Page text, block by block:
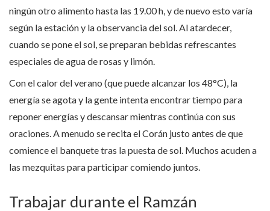
ningún otro alimento hasta las 19.00 h, y de nuevo esto varía
según la estación y la observancia del sol. Al atardecer,
cuando se pone el sol, se preparan bebidas refrescantes
especiales de agua de rosas y limón.
Con el calor del verano (que puede alcanzar los 48°C), la
energía se agota y la gente intenta encontrar tiempo para
reponer energías y descansar mientras continúa con sus
oraciones. A menudo se recita el Corán justo antes de que
comience el banquete tras la puesta de sol. Muchos acuden a
las mezquitas para participar comiendo juntos.
Trabajar durante el Ramzán